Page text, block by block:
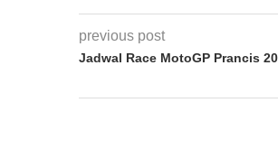
previous post
Jadwal Race MotoGP Prancis